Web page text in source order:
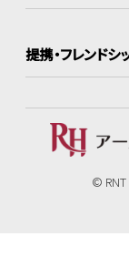
提携・フレンドシ
© RNT